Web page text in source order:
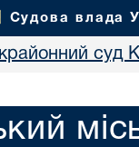
Судова влада
суд